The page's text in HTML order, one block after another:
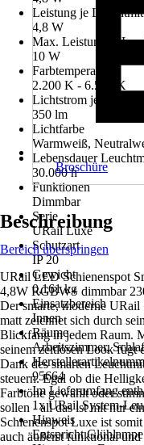
Leistung je
4,8 W
Max. Leistung je
10 W
Farbtemperatur
2.200 K - 6.500 K
Lichtstrom je
350 lm
Lichtfarbe
Warmweiß,
Lebensdauer
30.000 h
Funktionen
Dimmbar
Serie
URail Luxe
Schutzart
IP 20
Gewicht
0,161 kg
Einsatzbereich
Innen
Räume
Arbeitszimmer,
95664
Im Lieferumfang
1x URail System-
Hinweis
Entspricht
Broschüre
Beschreibung
Bereich überspringen
URail LED Schienenspot
4,8W RGBW+ dimmbar
Der smarte, moderne
matt zeichnet sich durch
Blickfang in jedem Raum.
seinem zeitlosen Look fügt
Dank des smarten
steuern. Egal ob die
Farbtöne gewählt oder
sollen - all das ist mit nur
Schienenspot Luxe ist
auch äußerst funktional und